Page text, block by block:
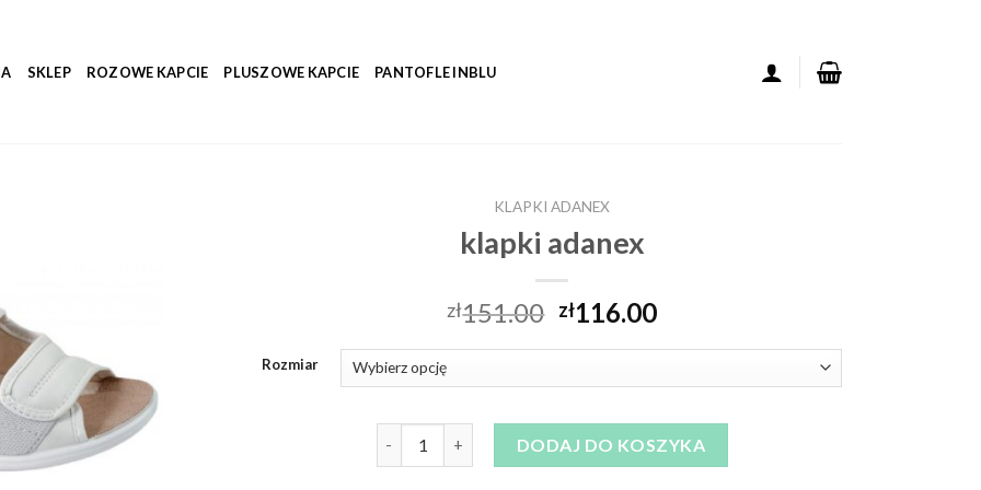
SKLEP ROZOWE KAPCIE PLUSZOWE KAPCIE PANTOFLE INBLU
KLAPKI ADANEX
klapki adanex
zł151.00 zł116.00
Rozmiar
DODAJ DO KOSZYKA